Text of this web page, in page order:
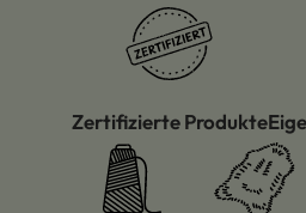
Zertifizierte Produkte